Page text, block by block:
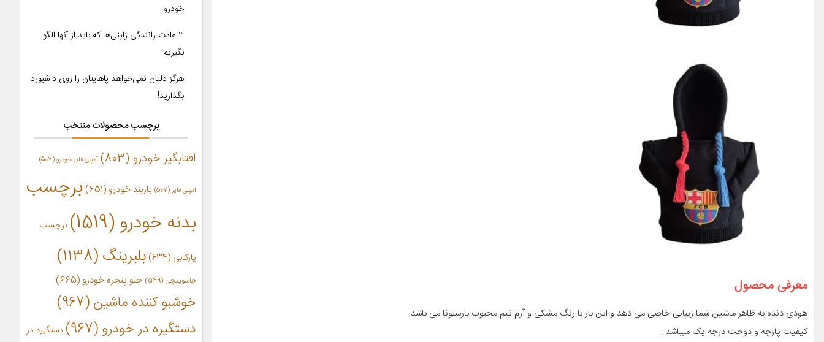
معرفی محصول
هودی دنده به ظاهر ماشین شما زیبایی خاصی می دهد و این بار با رنگ مشکی و آرم تیم محبوب بارسلونا می باشد.
کیفیت پارچه و دوخت درجه یک میباشد .
خودرو
۳ عادت رانندگی ژاپنی‌ها که باید از آنها الگو
بگیریم
هرگز دلتان نمی‌خواهد پاهایتان را روی داشبورد
بگذارید!
برچسب محصولات منتخب
آفتابگیر خودرو (803) آمپلی فایر خودرو(507)
امپلی فایر (507) باربند خودرو(651)
برچسب
بدنه خودرو(1519) برچسب
پارکابی (634) بلبرینگ(1138)
جاسوییچی (549) جلو پنجره خودرو (665)
خوشبو کننده ماشین(967)
دستگیره در خودرو(967)
دستگیره در